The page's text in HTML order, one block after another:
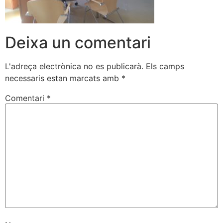
Deixa un comentari
L'adreça electrònica no es publicarà. Els camps
necessaris estan marcats amb *
Comentari *